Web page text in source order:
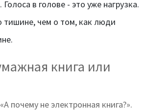
в голове - это уже нагрузка.
тишине, чем о том, как люди
книга или
почему не электронная книга?».